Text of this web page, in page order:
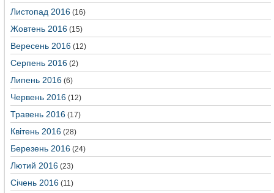
Листопад 2016 (16)
Жовтень 2016 (15)
Вересень 2016 (12)
Серпень 2016 (2)
Липень 2016 (6)
Червень 2016 (12)
Травень 2016 (17)
Квітень 2016 (28)
Березень 2016 (24)
Лютий 2016 (23)
Січень 2016 (11)